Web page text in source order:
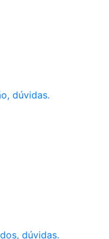
dúvidas.
dúvidas.